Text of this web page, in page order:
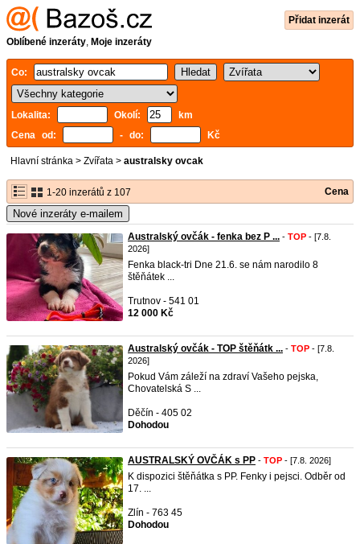
Přidat inzerát
Oblíbené inzeráty, Moje inzeráty
Co:
Lokalita: Okolí:
km
Cena od:
- do: Kč
Hlavní stránka > Zvířata > australsky ovcak
1-20 inzerátů z 107 Cena
Nové inzeráty e-mailem
Australský ovčák - fenka bez P ... - TOP - [7.8.
2026]
Fenka black-tri Dne 21.6. se nám narodilo 8
štěňátek ...
Trutnov - 541 01
12 000 Kč
Australský ovčák - TOP štěňátk ... - TOP - [7.8.
2026]
Pokud Vám záleží na zdraví Vašeho pejska,
Chovatelská S ...
Děčín - 405 02
Dohodou
AUSTRALSKÝ OVČÁK s PP - TOP - [7.8. 2026]
K dispozici štěňátka s PP. Fenky i pejsci. Odběr od
17. ...
Zlín - 763 45
Dohodou